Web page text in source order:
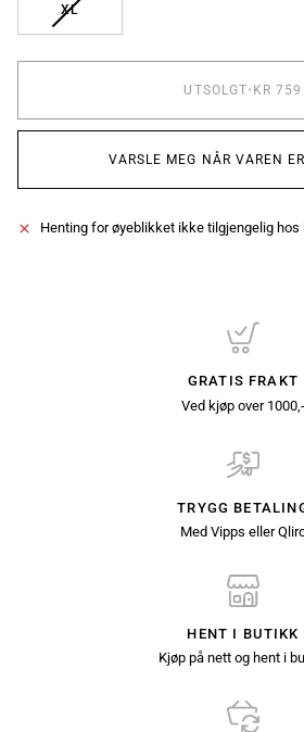
XLUTSOLGT
UTSOLGT• KR 759
VARSLE MEG NÅR VAREN
Henting for øyeblikket ikke tilgjengelig hos
GRATIS FRAKT
Ved kjøp over 1000,-
TRYGG
Med Vipps eller
HENT I BUTIKK
Kjøp på nett og hent i